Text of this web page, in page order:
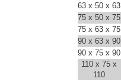
63 x 50 x 63
75 x 50 x 75
75 x 63 x 75
90 x 63 x 90
90 x 75 x 90
110 x 75 x
110